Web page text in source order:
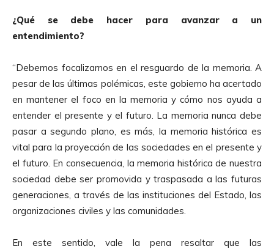
¿Qué se debe hacer para avanzar a un
entendimiento?
“Debemos focalizarnos en el resguardo de la memoria. A
pesar de las últimas polémicas, este gobierno ha acertado
en mantener el foco en la memoria y cómo nos ayuda a
entender el presente y el futuro. La memoria nunca debe
pasar a segundo plano, es más, la memoria histórica es
vital para la proyección de las sociedades en el presente y
el futuro. En consecuencia, la memoria histórica de nuestra
sociedad debe ser promovida y traspasada a las futuras
generaciones, a través de las instituciones del Estado, las
organizaciones civiles y las comunidades.
En este sentido, vale la pena resaltar que las